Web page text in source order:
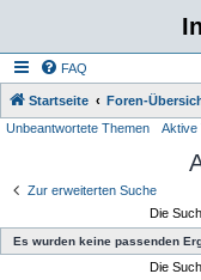
FAQ
Startseite Foren-
Unbeantwortete Themen Aktive
Zur erweiterten Suche
Die
Es wurden keine passenden
Die